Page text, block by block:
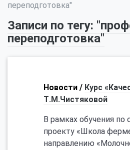
переподготовка"
Записи по тегу:
переподготовка"
Новости / Курс
Т.М.Чистяковой
В рамках обучения по
проекту «Школа
направлению